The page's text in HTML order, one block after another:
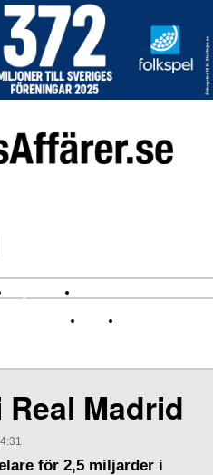
Nyhetsbrev
av Corona Arena
Madrid
för 2,5 miljarder i